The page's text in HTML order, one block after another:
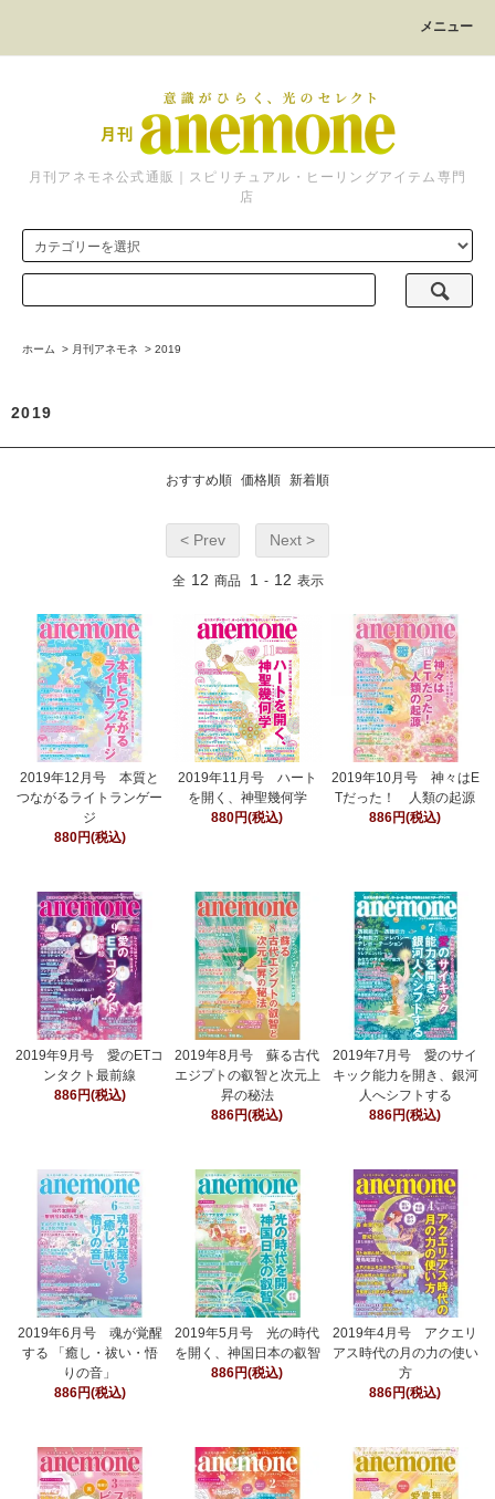
メニュー
月刊アネモネ公式通販｜スピリチュアル・ヒーリングアイテム専門
店
ホーム > 月刊アネモネ > 2019
2019
おすすめ順 価格順 新着順
< Prev Next >
全 12 商品 1 - 12 表示
2019年12月号 本質と
つながるライトランゲー
ジ
880円(税込)
2019年11月号 ハート
を開く、神聖幾何学
880円(税込)
2019年10月号 神々はE
Tだった！ 人類の起源
886円(税込)
2019年9月号 愛のETコ
ンタクト最前線
886円(税込)
2019年8月号 蘇る古代
エジプトの叡智と次元上
昇の秘法
886円(税込)
2019年7月号 愛のサイ
キック能力を開き、銀河
人へシフトする
886円(税込)
2019年6月号 魂が覚醒
する 「癒し・祓い・悟
りの音」
886円(税込)
2019年5月号 光の時代
を開く、神国日本の叡智
886円(税込)
2019年4月号 アクエリ
アス時代の月の力の使い
方
886円(税込)